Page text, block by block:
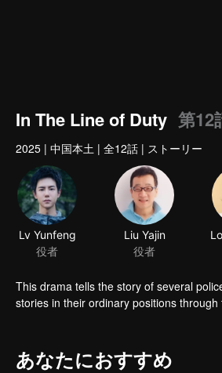
In The Line of Duty 第12
2025 | 中国本土 | 全12話 | ストーリー
Lv Yunfeng
役者
Liu Yajin
役者
This drama tells the story of several
stories in their ordinary positions
あなたにおすすめ